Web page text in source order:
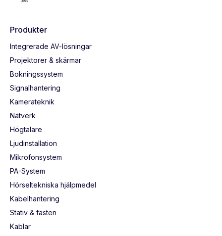
Produkter
Integrerade AV-lösningar
Projektorer & skärmar
Bokningssystem
Signalhantering
Kamerateknik
Nätverk
Högtalare
Ljudinstallation
Mikrofonsystem
PA-System
Hörseltekniska hjälpmedel
Kabelhantering
Stativ & fästen
Kablar